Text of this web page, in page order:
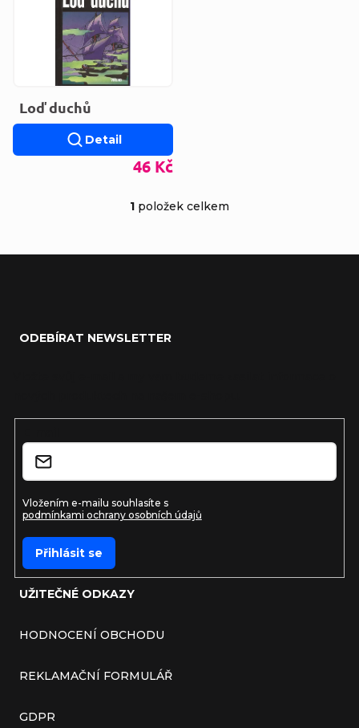
Loď duchů
46 Kč
Detail
1 položek celkem
UŽITEČNÉ ODKAZY
HODNOCENÍ OBCHODU
REKLAMAČNÍ FORMULÁŘ
GDPR
ODEBÍRAT NEWSLETTER
Vložením e-mailu souhlasíte s
podmínkami ochrany osobních údajů
Přihlásit se